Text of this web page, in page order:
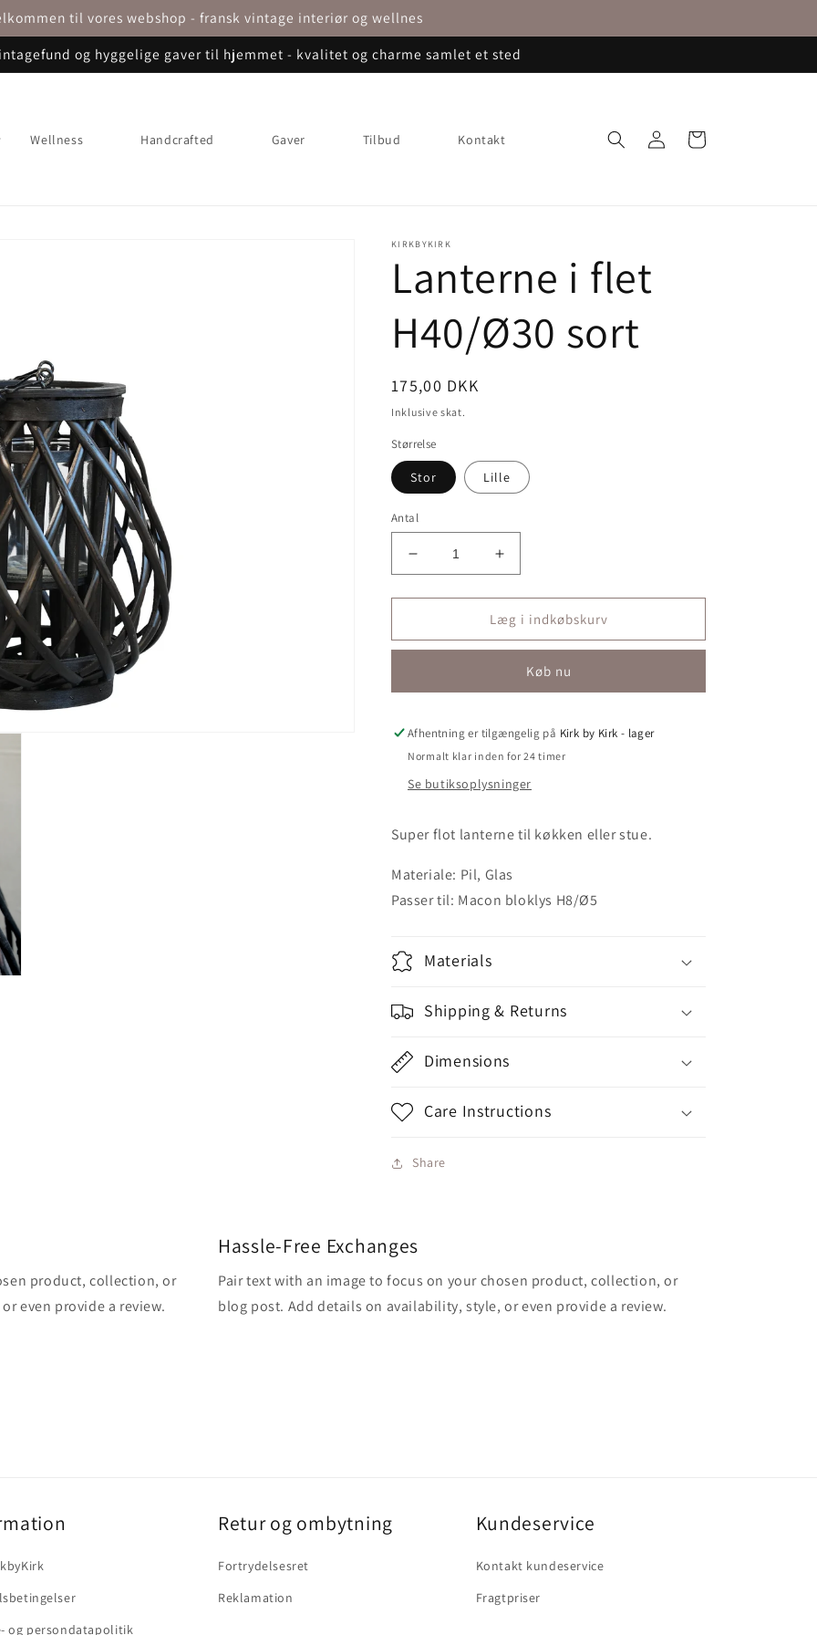
til vores webshop - fransk vintage interiør og wellnes
og hyggelige gaver til hjemmet - kvalitet og charme samlet et sted
Wellness Handcrafted Gaver Tilbud Kontakt
ind
Indkøbskurv
KIRKBYKIRK
Lanterne i flet
H40/Ø30 sort
Normalpris
175,00 DKK
Inklusive skat.
Størrelse
Stor Lille
Antal
Reducer
antallet
for
i
Ø30
Øg
antallet
for
Lanterne
i
H40/
Ø30
Læg i indkøbskurv
Køb nu
Afhentning er tilgængelig på Kirk by Kirk - lager
Normalt klar inden for 24 timer
Se butiksoplysninger
Super flot lanterne til køkken eller stue.
Materiale: Pil, Glas
Passer til: Macon bloklys H8/Ø5
Materials
Shipping & Returns
Dimensions
Care Instructions
Share
product, collection, or
even provide a review.
Hassle-Free Exchanges
Pair text with an image to focus on your chosen product, collection, or
blog post. Add details on availability, style, or even provide a review.
og persondatapolitik
Retur og ombytning
Fortrydelsesret
Reklamation
Kundeservice
Kontakt kundeservice
Fragtpriser